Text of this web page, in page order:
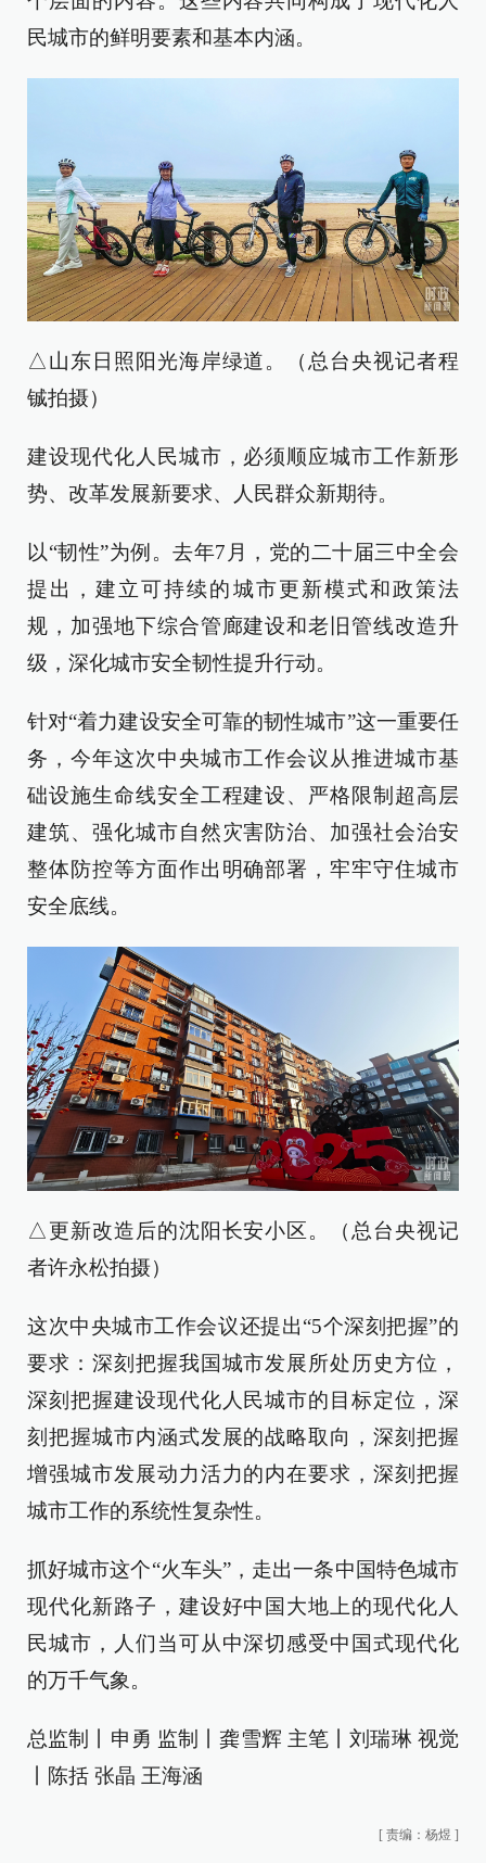
民城市的鲜明要素和基本内涵。
△山东日照阳光海岸绿道。（总台央视记者程
铖拍摄）
建设现代化人民城市，必须顺应城市工作新形
势、改革发展新要求、人民群众新期待。
以“韧性”为例。去年7月，党的二十届三中全会
提出，建立可持续的城市更新模式和政策法
规，加强地下综合管廊建设和老旧管线改造升
级，深化城市安全韧性提升行动。
针对“着力建设安全可靠的韧性城市”这一重要任
务，今年这次中央城市工作会议从推进城市基
础设施生命线安全工程建设、严格限制超高层
建筑、强化城市自然灾害防治、加强社会治安
整体防控等方面作出明确部署，牢牢守住城市
安全底线。
△更新改造后的沈阳长安小区。（总台央视记
者许永松拍摄）
这次中央城市工作会议还提出“5个深刻把握”的
要求：深刻把握我国城市发展所处历史方位，
深刻把握建设现代化人民城市的目标定位，深
刻把握城市内涵式发展的战略取向，深刻把握
增强城市发展动力活力的内在要求，深刻把握
城市工作的系统性复杂性。
抓好城市这个“火车头”，走出一条中国特色城市
现代化新路子，建设好中国大地上的现代化人
民城市，人们当可从中深切感受中国式现代化
的万千气象。
总监制丨申勇 监制丨龚雪辉 主笔丨刘瑞琳 视觉
丨陈括 张晶 王海涵
[ 责编：杨煜 ]